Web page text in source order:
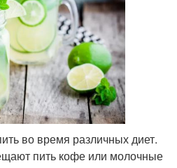
во время различных диет.
пить кофе или молочные